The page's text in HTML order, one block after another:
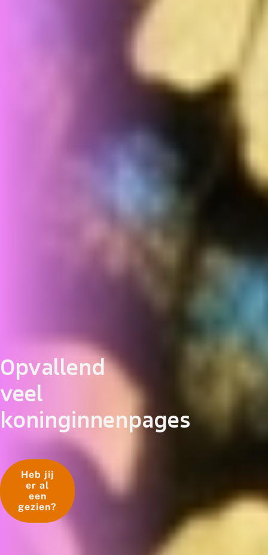
Opvallend
veel
koninginnenpages
Heb jij
er al
een
gezien?